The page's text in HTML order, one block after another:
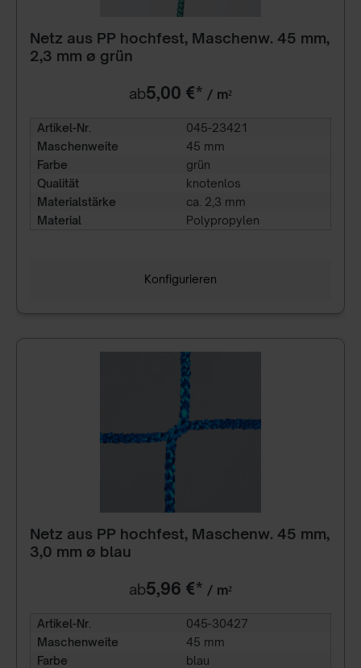
Netz aus PP hochfest, Maschenw. 45 mm,
2,3 mm ø grün
ab5,00 €* / m²
Artikel-Nr.
045-23421
Maschenweite
45 mm
Farbe
grün
Qualität
knotenlos
Materialstärke
ca. 2,3 mm
Material
Polypropylen
Konfigurieren
Netz aus PP hochfest, Maschenw. 45 mm,
3,0 mm ø blau
ab5,96 €* / m²
Artikel-Nr.
045-30427
Maschenweite
45 mm
Farbe
blau